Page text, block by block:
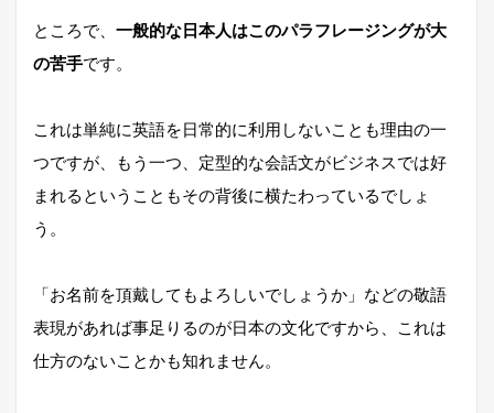
ところで、 一般的な日本人はこのパラフレージングが大
の苦手です。
これは単純に英語を日常的に利用しないことも理由の一
つですが、もう一つ、定型的な会話文がビジネスでは好
まれるということもその背後に横たわっているでしょ
う。
「お名前を頂戴してもよろしいでしょうか」などの敬語
表現があれば事足りるのが日本の文化ですから、これは
仕方のないことかも知れません。